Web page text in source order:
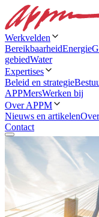
Werkvelden
BereikbaarheidEnergie
gebiedWater
Expertises
Beleid en strategie
APPMersWerken bij
Over APPM
Nieuws en artikelen
Contact